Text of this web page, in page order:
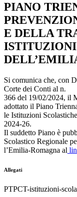
PIANO
E DELLA
Si comunica che, con
Corte dei Conti al n.
366 del 19/02/2024, il
adottato il Piano
le Istituzioni
2024-26.
Il suddetto Piano è
Scolastico Regionale
l’Emilia-Romagna al
Allegati
PTPCT-istituzioni-